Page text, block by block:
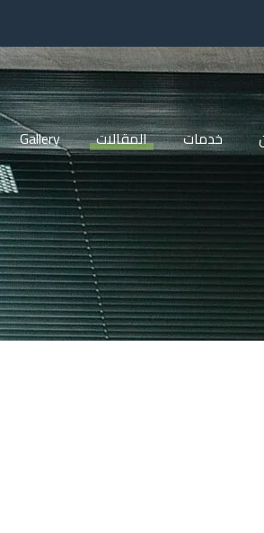
خدمات المقالات Gallery